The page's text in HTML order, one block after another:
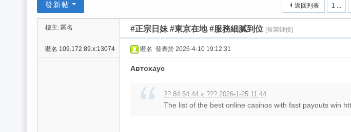
ee
1 ...
返回列表
發新帖
樓主: 匿名 #正宗日妹 #東京在地 #服務細膩到位 [複製鏈接]
匿名 109.172.89.x:13074 匿名 發表於 2026-4-10 19:12:31
Автохаус
?? 84.54.44.x ??? 2026-1-25 11:44
The list of the best online casinos with fast payouts win